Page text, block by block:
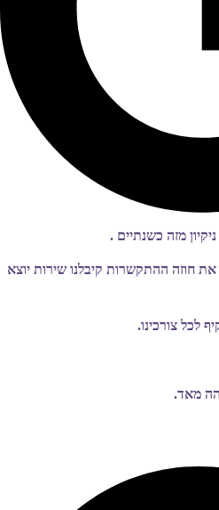
מזה כשנתיים .
חוזה ההתקשרות קיבלנו שירות יוצא
לכל צורכינו.
מאד.